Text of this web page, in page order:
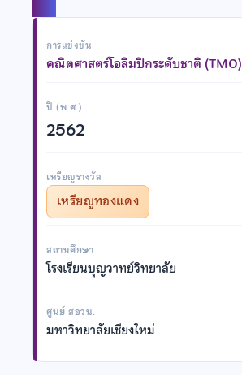
การแข่งขัน
คณิตศาสตร์โอลิมปิกระดับชาติ (TMO)
ปี (พ.ศ.)
2562
เหรียญรางวัล
เหรียญทองแดง
สถานศึกษา
โรงเรียนบุญวาทย์วิทยาลัย
ศูนย์ สอวน.
มหาวิทยาลัยเชียงใหม่